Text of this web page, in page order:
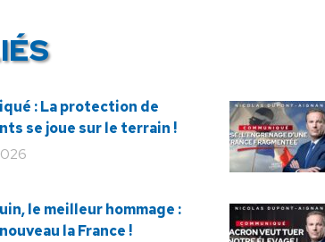
: La protection de
se joue sur le terrain !
le meilleur hommage :
la France !